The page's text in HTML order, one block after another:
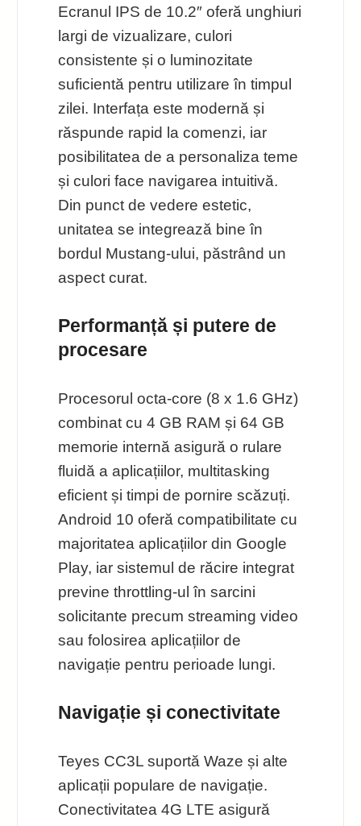
Ecranul IPS de 10.2″ oferă unghiuri
largi de vizualizare, culori
consistente și o luminozitate
suficientă pentru utilizare în timpul
zilei. Interfața este modernă și
răspunde rapid la comenzi, iar
posibilitatea de a personaliza teme
și culori face navigarea intuitivă.
Din punct de vedere estetic,
unitatea se integrează bine în
bordul Mustang-ului, păstrând un
aspect curat.
Performanță și putere de
procesare
Procesorul octa-core (8 x 1.6 GHz)
combinat cu 4 GB RAM și 64 GB
memorie internă asigură o rulare
fluidă a aplicațiilor, multitasking
eficient și timpi de pornire scăzuți.
Android 10 oferă compatibilitate cu
majoritatea aplicațiilor din Google
Play, iar sistemul de răcire integrat
previne throttling-ul în sarcini
solicitante precum streaming video
sau folosirea aplicațiilor de
navigație pentru perioade lungi.
Navigație și conectivitate
Teyes CC3L suportă Waze și alte
aplicații populare de navigație.
Conectivitatea 4G LTE asigură